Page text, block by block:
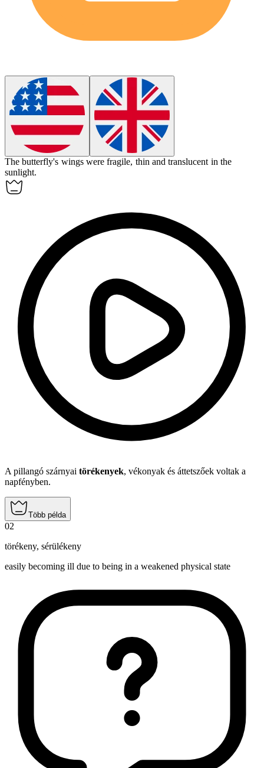
The butterfly's wings werefragile, thin and translucent in the
sunlight.
A pillangó szárnyai törékenyek, vékonyak és áttetszőek voltak a
napfényben.
Több példa
02
törékeny, sérülékeny
easily becoming ill due to being in a weakened physical state